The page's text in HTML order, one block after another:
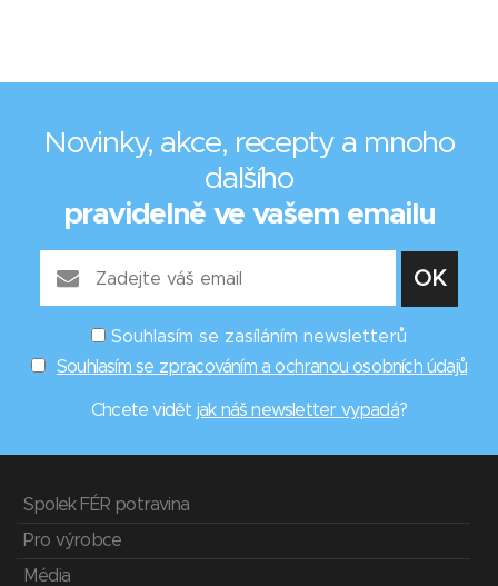
Novinky, akce, recepty a mnoho
dalšího
pravidelně ve vašem emailu
Souhlasím se zasíláním newsletterů
Souhlasím se zpracováním a ochranou osobních údajů
Chcete vidět jak náš newsletter vypadá?
Spolek FÉR potravina
Pro výrobce
Média